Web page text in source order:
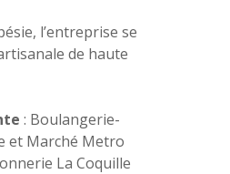
l’entreprise se
de haute
: Boulangerie-
et Marché Metro
La Coquille